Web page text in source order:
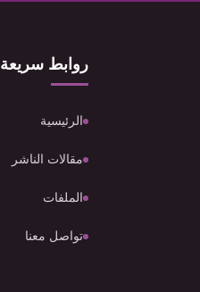
روابط سريعة
الرئيسية
مقالات الناشر
الملفات
تواصل معنا